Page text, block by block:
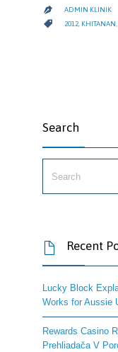
 ADMIN KLINIK
 CATEGORY
2012 KHITANAN
Search
 Recent
Lucky Block
Works for Aussie
Rewards Casino
Prehliadača V